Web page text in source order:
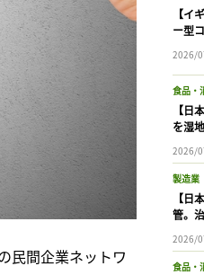
民間企業ネットワ
【イ
ー型
2026/
食品・
【日
を湿
2026/
製造業
【日
管。
2026/
食品・